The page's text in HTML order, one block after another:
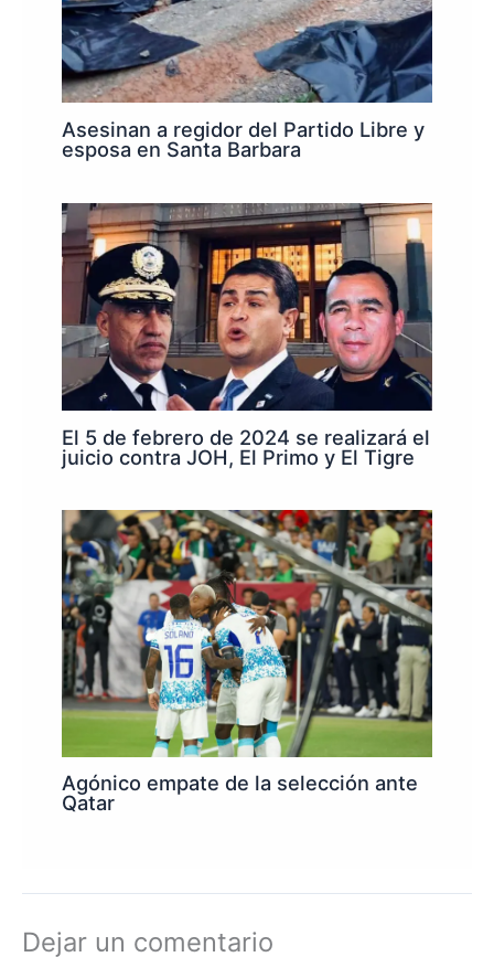
Asesinan a regidor del Partido Libre y
esposa en Santa Barbara
El 5 de febrero de 2024 se realizará el
juicio contra JOH, El Primo y El Tigre
Agónico empate de la selección ante
Qatar
Dejar un comentario